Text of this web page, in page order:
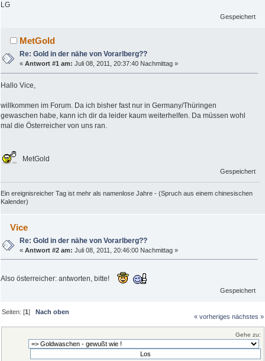
LG
Gespeichert
MetGold
Re: Gold in der nähe von Vorarlberg??
«Antwort #1 am: Juli 08, 2011, 20:37:40 Nachmittag »
Hallo Vice,
willkommen im Forum. Da ich bisher fast nur in Germany/Thüringen
gewaschen habe, kann ich dir da leider kaum weiterhelfen. Da müssen wohl
mal die Österreicher von uns ran.
MetGold
Gespeichert
Ein ereignisreicher Tag ist mehr als namenlose Jahre - (Spruch aus einem chinesischen
Kalender)
Vice
Re: Gold in der nähe von Vorarlberg??
«Antwort #2 am: Juli 08, 2011, 20:46:00 Nachmittag »
Also österreicher: antworten, bitte!
Gespeichert
Seiten: [1]Nach oben
« vorheriges nächstes »
Gehe zu: